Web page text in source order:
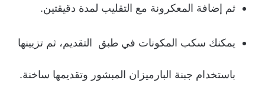
ثم إضافة المعكرونة مع التقليب لمدة دقيقتين.
يمكنك سكب المكونات في طبق التقديم، ثم تزيينها
باستخدام جبنة البارميزان المبشور وتقديمها ساخنة.